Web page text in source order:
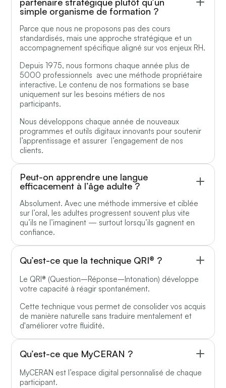
simple organisme de formation ?
Parce que nous ne proposons pas des cours
standardisés, mais une approche stratégique et un
accompagnement spécifique aligné sur vos enjeux RH.
Depuis 1975, nous formons chaque année plus de
5000 professionnels avec une méthode propriétaire
interactive. Le contenu de nos formations se base
uniquement sur les besoins métiers de nos
participants.
Nous développons chaque année de nouveaux
programmes et outils digitaux innovants pour soutenir
l’apprentissage et assurer l’engagement de nos
clients.
Peut-on apprendre une langue
efficacement à l’âge adulte ?
Absolument. Avec une méthode immersive et ciblée
sur l’oral, les adultes progressent souvent plus vite
qu’ils ne l’imaginent — surtout lorsqu’ils gagnent en
confiance.
Qu’est-ce que la technique QRI® ?
Le QRI® (Question–Réponse–Intonation) développe
votre capacité à réagir spontanément.
Cette technique vous permet de consolider vos acquis
de manière naturelle sans traduire mentalement et
d'améliorer votre fluidité.
Qu’est-ce que MyCERAN ?
MyCERAN est l’espace digital personnalisé de chaque
participant.